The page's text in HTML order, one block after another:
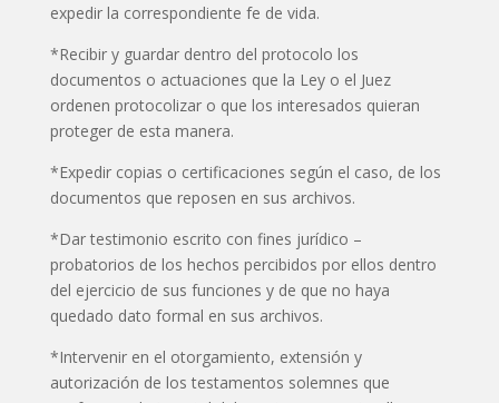
expedir la correspondiente fe de vida.
*Recibir y guardar dentro del protocolo los
documentos o actuaciones que la Ley o el Juez
ordenen protocolizar o que los interesados quieran
proteger de esta manera.
*Expedir copias o certificaciones según el caso, de los
documentos que reposen en sus archivos.
*Dar testimonio escrito con fines jurídico –
probatorios de los hechos percibidos por ellos dentro
del ejercicio de sus funciones y de que no haya
quedado dato formal en sus archivos.
*Intervenir en el otorgamiento, extensión y
autorización de los testamentos solemnes que